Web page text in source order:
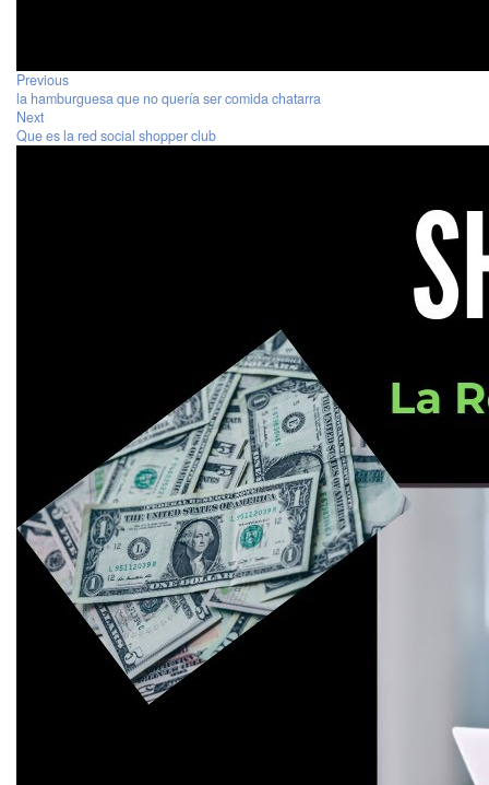
Previous
la hamburguesa que no quería ser comida chatarra
Next
Que es la red social shopper club